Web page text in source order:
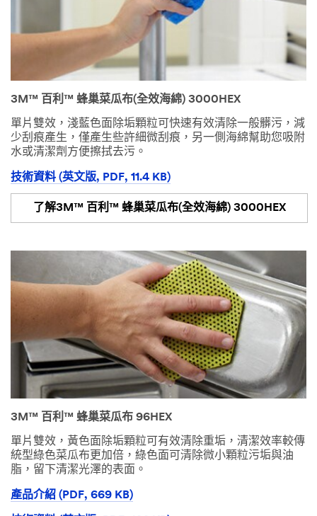
3M™ 百利™ 蜂巢菜瓜布(全效海綿) 3000HEX
單片雙效，淺藍色面除垢顆粒可快速有效清除一般髒污，減
少刮痕產生，僅產生些許細微刮痕，另一側海綿幫助您吸附
水或清潔劑方便擦拭去污。
技術資料 (英文版, PDF, 11.4 KB)
了解3M™ 百利™ 蜂巢菜瓜布(全效海綿) 3000HEX
3M™ 百利™ 蜂巢菜瓜布 96HEX
單片雙效，黃色面除垢顆粒可有效清除重垢，清潔效率較傳
統型綠色菜瓜布更加倍，綠色面可清除微小顆粒污垢與油
脂，留下清潔光澤的表面。
產品介紹 (PDF, 669 KB)